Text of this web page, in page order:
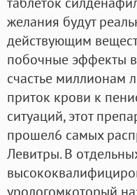
желания будут
действующим
побочные эффекты
счастье миллионам
приток крови к
ситуаций, этот
прошел6 самых
Левитры. В
урологомкоторый